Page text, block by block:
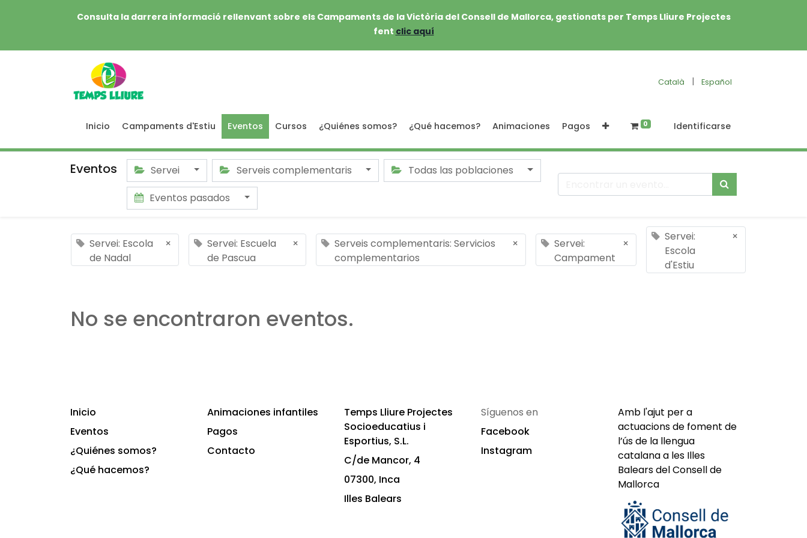
Consulta la darrera informació rellenvant sobre els Campaments de la Victòria del Consell de Mallorca, gestionats per Temps Lliure Projectes
fent clic aquí
Català | Español
Inicio Campaments d'Estiu Eventos Cursos ¿Quiénes somos? ¿Qué hacemos? Animaciones Pagos 0 Identificarse
Eventos Servei Serveis complementaris
Todas las poblaciones
Eventos pasados
Servei: Escola
de Nadal
×
Servei: Escuela
de Pascua
×
Serveis complementaris: Servicios
complementarios
×
Servei:
Campament
×
Servei:
Escola
d'Estiu
×
No se encontraron eventos.
Inicio
Eventos
¿Quiénes somos?
¿Qué hacemos?
Animaciones infantiles
Pagos
Contacto
Temps Lliure Projectes
Socioeducatius i
Esportius, S.L.
C/de Mancor, 4
07300, Inca
Illes Balears
Síguenos en
Facebook
Instagram
Amb l'ajut per a
actuacions de foment de
l’ús de la llengua
catalana a les Illes
Balears del Consell de
Mallorca